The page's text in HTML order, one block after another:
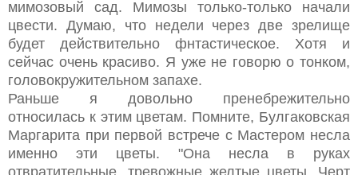
мимозовый сад. Мимозы только-только начали
цвести. Думаю, что недели через две зрелище
будет действительно фнтастическое. Хотя и
сейчас очень красиво. Я уже не говорю о тонком,
головокружительном запахе.
Раньше я довольно пренебрежительно
относилась к этим цветам. Помните, Булгаковская
Маргарита при первой встрече с Мастером несла
именно эти цветы. "Она несла в руках
отвратительные, тревожные желтые цветы. Черт